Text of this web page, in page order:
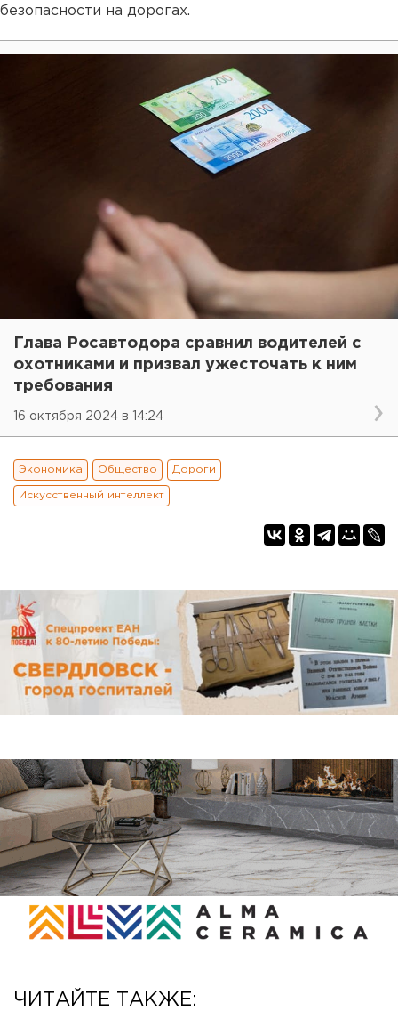
безопасности на дорогах.
Глава Росавтодора сравнил водителей с
охотниками и призвал ужесточать к ним
требования
16 октября 2024 в 14:24
Экономика Общество Дороги
Искусственный интеллект
ЧИТАЙТЕ ТАКЖЕ: